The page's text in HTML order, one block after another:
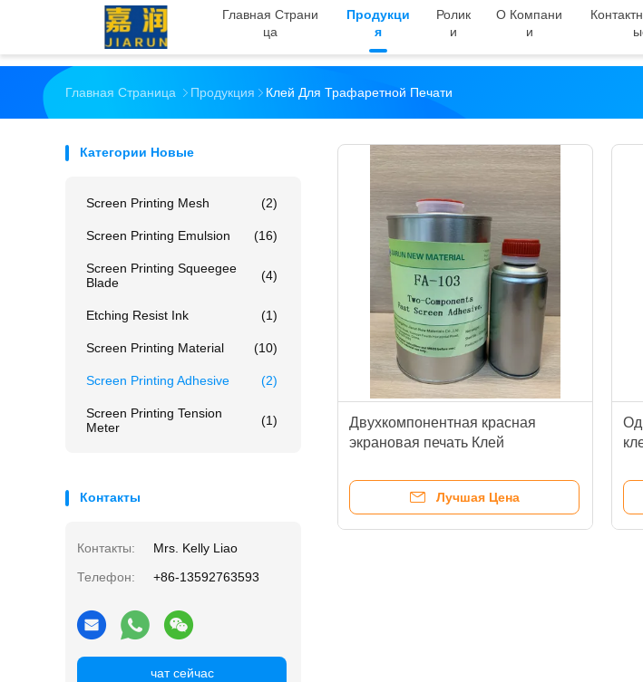
Главная Страни
Ца
Продукци
Я
Ролик
И
О Компани
И
Главная Страница Продукция Клей Для Трафаретной Печати
Категории Новые
Screen Printing Mesh (2)
Screen Printing Emulsion (16)
Screen Printing Squeegee
Blade
(4)
Etching Resist Ink (1)
Screen Printing Material (10)
Screen Printing Adhesive (2)
Screen Printing Tension
Meter
(1)
Контакты
Контакты:
Mrs. Kelly Liao
Телефон:
+86-13592763593
чат сейчас
Двухкомпонентная красная
экрановая печать Клей
Лучшая Цена